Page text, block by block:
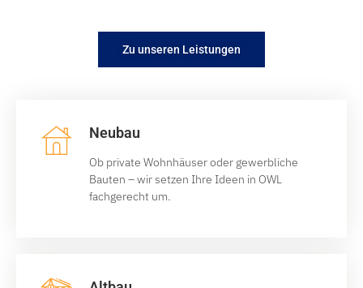
Zu unseren Leistungen
Neubau
Ob private Wohnhäuser oder gewerbliche
Bauten – wir setzen Ihre Ideen in OWL
fachgerecht um.